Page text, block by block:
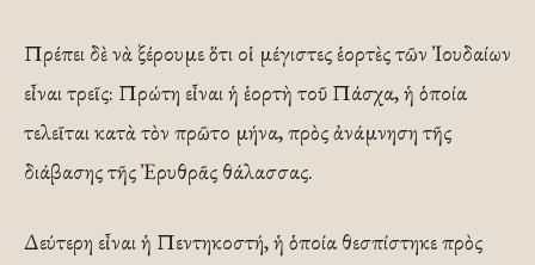
Πρέπει δὲ νὰ ξέρουμε ὅτι οἱ μέγιστες ἑορτὲς τῶν Ἰουδαίων
εἶναι τρεῖς: Πρώτη εἶναι ἡ ἑορτὴ τοῦ Πάσχα, ἡ ὁποία
τελεῖται κατὰ τὸν πρῶτο μήνα, πρὸς ἀνάμνηση τῆς
διάβασης τῆς Ἐρυθρᾶς θάλασσας.
Δεύτερη εἶναι ἡ Πεντηκοστή, ἡ ὁποία θεσπίστηκε πρὸς